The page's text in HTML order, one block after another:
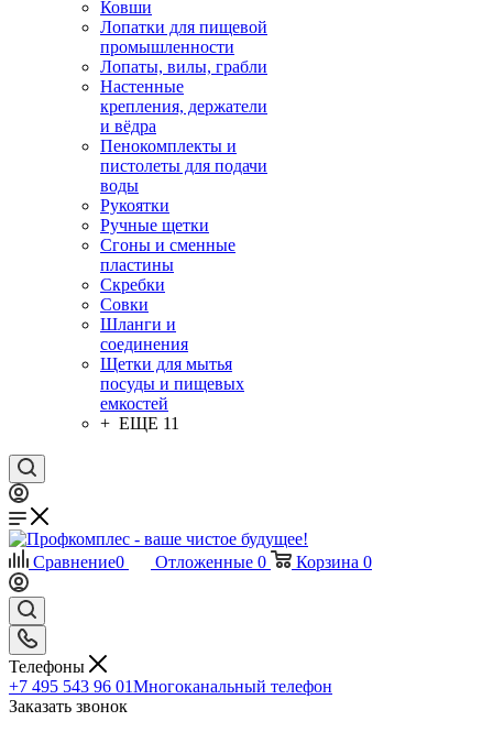
Ковши
Лопатки для пищевой
промышленности
Лопаты, вилы, грабли
Настенные
крепления, держатели
и вёдра
Пенокомплекты и
пистолеты для подачи
воды
Рукоятки
Ручные щетки
Сгоны и сменные
пластины
Скребки
Совки
Шланги и
соединения
Щетки для мытья
посуды и пищевых
емкостей
+ ЕЩЕ 11
Сравнение0 Отложенные 0 Корзина 0
Телефоны
+7 495 543 96 01Многоканальный телефон
Заказать звонок